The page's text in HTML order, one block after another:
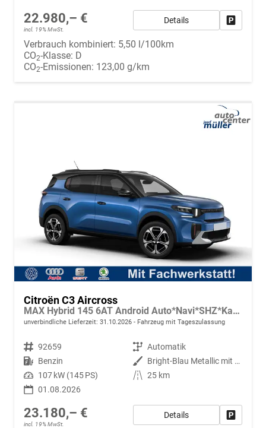
22.980,– €
incl. 19% MwSt.
Details
Verbrauch kombiniert: 5,50 l/100km
CO2-Klasse: D
CO2-Emissionen: 123,00 g/km
Citroën C3 Aircross
MAX Hybrid 145 6AT Android Auto*Navi*SHZ*Kamera*Totwinkel*Keyless*17"*Klimaauto
unverbindliche Lieferzeit: 31.10.2026 Fahrzeug mit Tageszulassung
Fahrzeugnr. 92659 Getriebe Automatik
Kraftstoff Benzin Außenfarbe
Bright-Blau Metallic mit schwarzem Dach
Leistung 107 kW (145 PS) Kilometerstand 25 km
01.08.2026
23.180,– €
incl. 19% MwSt.
Details